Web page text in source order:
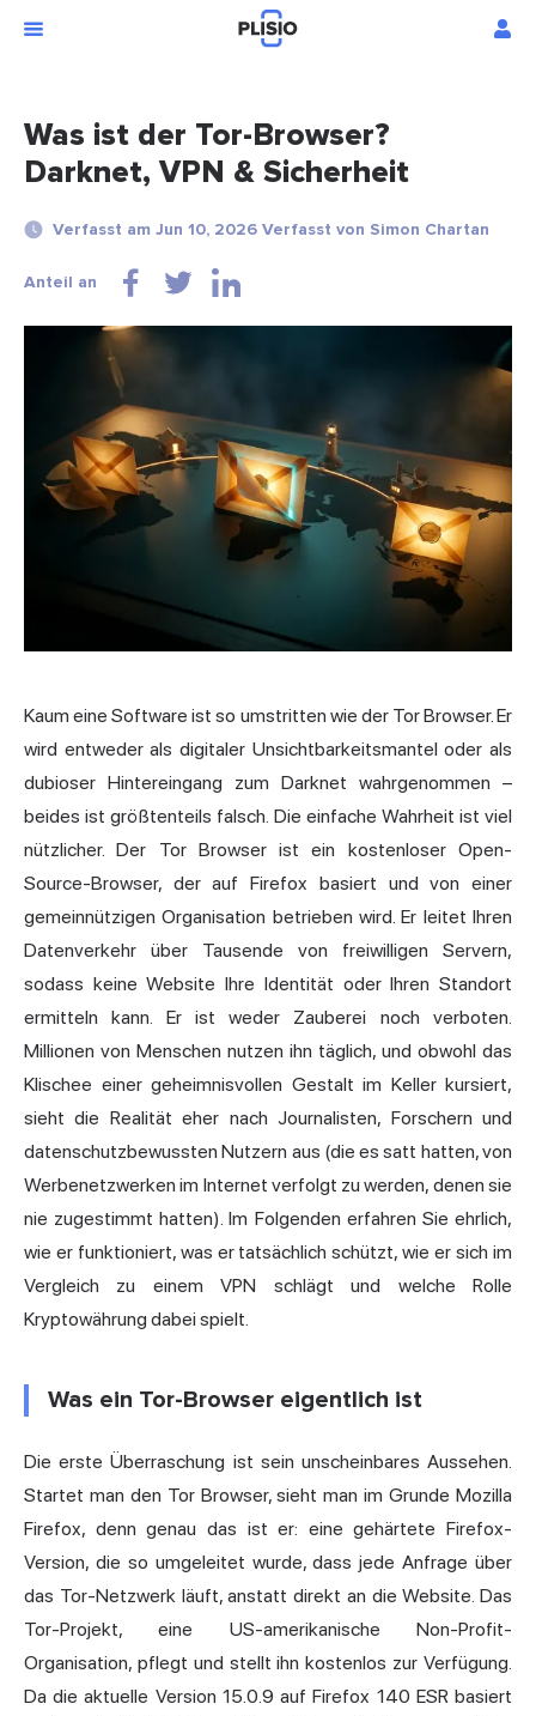
Was ist der Tor-Browser?
Darknet, VPN & Sicherheit
Verfasst am Jun 10, 2026 Verfasst von Simon Chartan
Anteil an
Kaum eine Software ist so umstritten wie der Tor Browser. Er
wird entweder als digitaler Unsichtbarkeitsmantel oder als
dubioser Hintereingang zum Darknet wahrgenommen –
beides ist größtenteils falsch. Die einfache Wahrheit ist viel
nützlicher. Der Tor Browser ist ein kostenloser Open-
Source-Browser, der auf Firefox basiert und von einer
gemeinnützigen Organisation betrieben wird. Er leitet Ihren
Datenverkehr über Tausende von freiwilligen Servern,
sodass keine Website Ihre Identität oder Ihren Standort
ermitteln kann. Er ist weder Zauberei noch verboten.
Millionen von Menschen nutzen ihn täglich, und obwohl das
Klischee einer geheimnisvollen Gestalt im Keller kursiert,
sieht die Realität eher nach Journalisten, Forschern und
datenschutzbewussten Nutzern aus (die es satt hatten, von
Werbenetzwerken im Internet verfolgt zu werden, denen sie
nie zugestimmt hatten). Im Folgenden erfahren Sie ehrlich,
wie er funktioniert, was er tatsächlich schützt, wie er sich im
Vergleich zu einem VPN schlägt und welche Rolle
Kryptowährung dabei spielt.
Was ein Tor-Browser eigentlich ist
Die erste Überraschung ist sein unscheinbares Aussehen.
Startet man den Tor Browser, sieht man im Grunde Mozilla
Firefox, denn genau das ist er: eine gehärtete Firefox-
Version, die so umgeleitet wurde, dass jede Anfrage über
das Tor-Netzwerk läuft, anstatt direkt an die Website. Das
Tor-Projekt, eine US-amerikanische Non-Profit-
Organisation, pflegt und stellt ihn kostenlos zur Verfügung.
Da die aktuelle Version 15.0.9 auf Firefox 140 ESR basiert